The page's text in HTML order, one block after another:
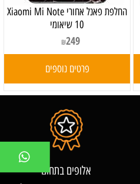
‏החלפת פאנל אחורי Xiaomi Mi Note
10 שיאומי
₪249
פרטים נוספים
אלופים בתחום